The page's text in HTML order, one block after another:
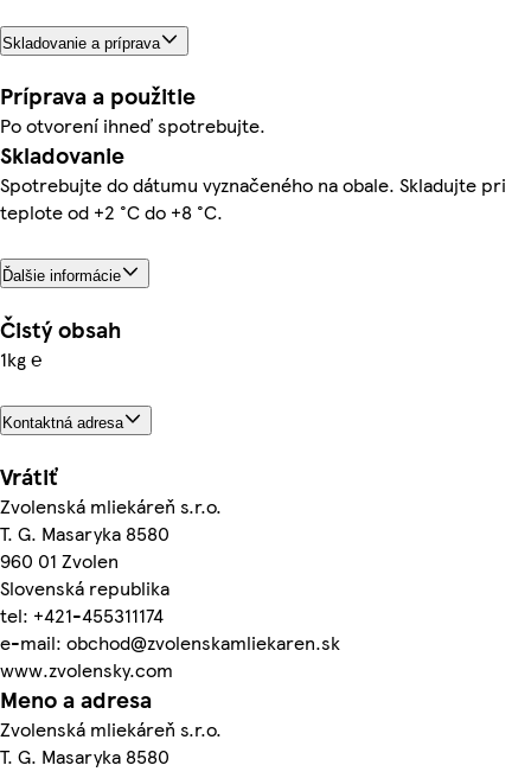
Skladovanie a príprava
Príprava a použitie
Po otvorení ihneď spotrebujte.
Skladovanie
Spotrebujte do dátumu vyznačeného na obale. Skladujte pri
teplote od +2 °C do +8 °C.
Ďalšie informácie
Čistý obsah
1kg ℮
Kontaktná adresa
Vrátiť
Zvolenská mliekáreň s.r.o.
T. G. Masaryka 8580
960 01 Zvolen
Slovenská republika
tel: +421-455311174
e-mail: obchod@zvolenskamliekaren.sk
www.zvolensky.com
Meno a adresa
Zvolenská mliekáreň s.r.o.
T. G. Masaryka 8580